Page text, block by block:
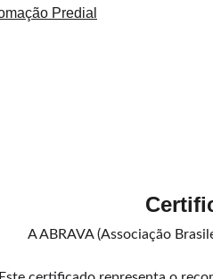
A ABRAVA (Associação